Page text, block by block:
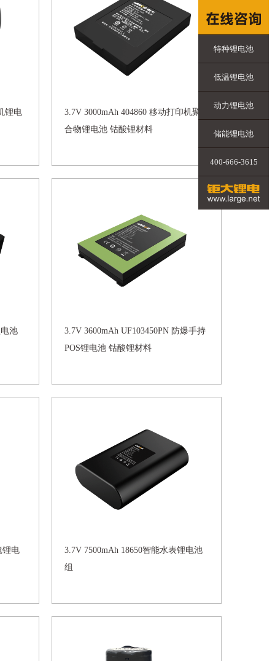
锂电
3.7V 3000mAh 404860 移动打印机聚
合物锂电池 钴酸锂材料
池
3.7V 3600mAh UF103450PN 防爆手持
POS锂电池 钴酸锂材料
锂电
3.7V 7500mAh 18650智能水表锂电池
组
特种锂电池
低温锂电池
动力锂电池
储能锂电池
400-666-3615